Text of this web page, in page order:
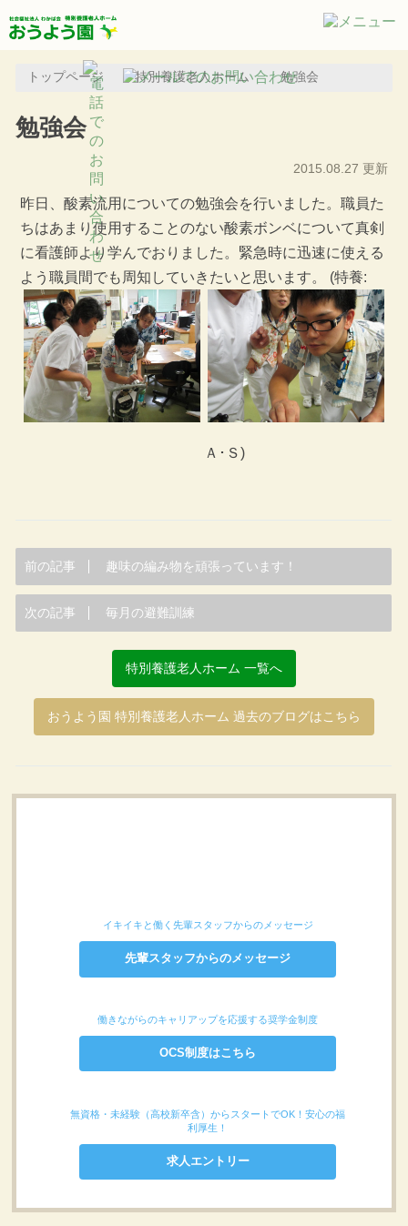
トップページ 特別養護老人ホーム 勉強会
勉強会
2015.08.27 更新
昨日、酸素流用についての勉強会を行いました。職員た
ちはあまり使用することのない酸素ボンベについて真剣
に看護師より学んでおりました。緊急時に迅速に使える
よう職員間でも周知していきたいと思います。
(特養:
Ａ･Ｓ)
前の記事 趣味の編み物を頑張っています！
次の記事 毎月の避難訓練
特別養護老人ホーム 一覧へ
おうよう園 特別養護老人ホーム 過去のブログはこちら
イキイキと働く先輩スタッフからのメッセージ
先輩スタッフからのメッセージ
働きながらのキャリアップを応援する奨学金制度
OCS制度はこちら
無資格・未経験（高校新卒含）からスタートでOK！安心の福
利厚生！
求人エントリー